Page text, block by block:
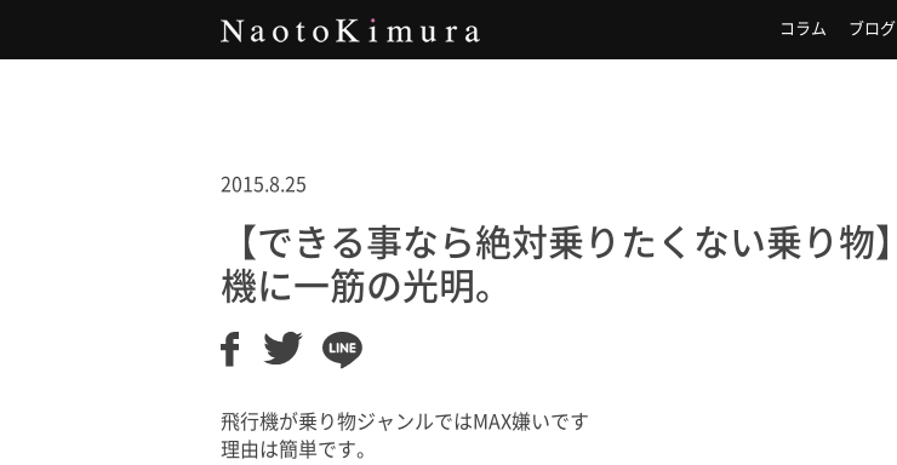
コラム ブログ
2015.8.25
【できる事なら絶対乗りたくない乗り物
機に一筋の光明。
飛行機が乗り物ジャンルではMAX嫌いです
理由は簡単です。